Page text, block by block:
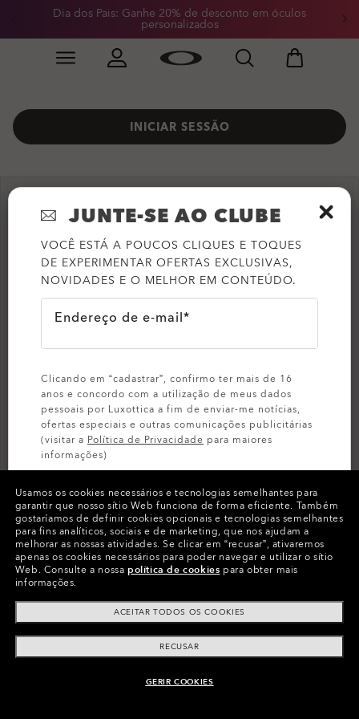
Skip to
Dia dos Pais: Ganhe 20% de desconto em óculos
personalizados
Slide 2 of 4. Dia dos Pais: Ganhe 20% de desconto
INICIAR SESSÃO
CRIE UMA NOVA CONTA
Nome
Sobrenome
CPF or CNPJ
CEP
Esqueceu seu CEP? Encontre aquiEsqueceu seu CEP?
Encontre aqui
Endereço de e-mail
Usamos os cookies necessários e tecnologias semelhantes para
garantir que nosso sítio Web funciona de forma eficiente. Também
gostaríamos de definir cookies opcionais e tecnologias semelhantes
para fins analíticos, sociais e de marketing, que nos ajudam a
melhorar as nossas atividades. Se clicar em “recusar”, ativaremos
apenas os cookies necessários para poder navegar e utilizar o sítio
Web. Consulte a nossapolítica de cookies para obter mais
informações.
ACEITAR TODOS OS COOKIES
RECUSAR
GERIR COOKIES
JUNTE-SE AO CLUBE
VOCÊ ESTÁ A POUCOS CLIQUES E TOQUES
DE EXPERIMENTAR OFERTAS EXCLUSIVAS,
NOVIDADES E O MELHOR EM CONTEÚDO.
Endereço de e-mail*
Clicando em “cadastrar”, confirmo ter mais de 16
anos e concordo com a utilização de meus dados
pessoais por Luxottica a fim de enviar-me notícias,
ofertas especiais e outras comunicações publicitárias
(visitar a Política de Privacidade para maiores
informações)
INSCREVA-SE